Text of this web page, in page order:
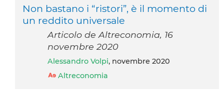
Non bastano i “ristori”, è il momento di
un reddito universale
Articolo de Altreconomia, 16
novembre 2020
Alessandro Volpi, novembre 2020
Altreconomia